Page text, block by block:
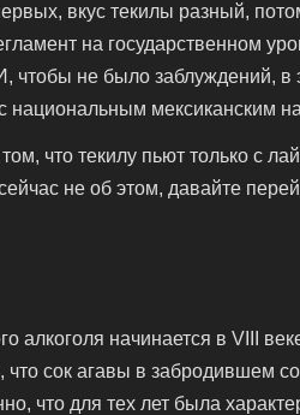
вкус текилы разный,
на государственном
чтобы не было заблуждений,
национальным мексиканским
что текилу пьют только с
не об этом, давайте
алкоголя начинается в VIII
сок агавы в забродившем
что для тех лет была